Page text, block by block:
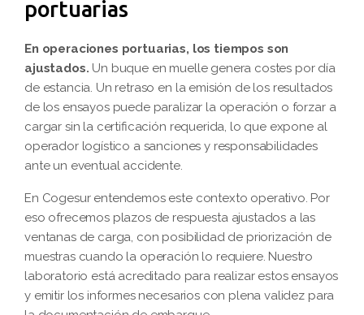
portuarias
En operaciones portuarias, los tiempos son
ajustados. Un buque en muelle genera costes por día
de estancia. Un retraso en la emisión de los resultados
de los ensayos puede paralizar la operación o forzar a
cargar sin la certificación requerida, lo que expone al
operador logístico a sanciones y responsabilidades
ante un eventual accidente.
En Cogesur entendemos este contexto operativo. Por
eso ofrecemos plazos de respuesta ajustados a las
ventanas de carga, con posibilidad de priorización de
muestras cuando la operación lo requiere. Nuestro
laboratorio está acreditado para realizar estos ensayos
y emitir los informes necesarios con plena validez para